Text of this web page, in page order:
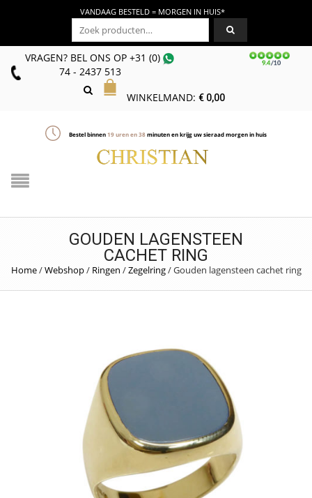
VANDAAG BESTELD = MORGEN IN HUIS*
Zoeken naar:
VRAGEN? BEL ONS OP+31 (0)
74 - 2437 513
WINKELMAND: €0,00
Bestel binnen19uren en38minuten en krijg uw sieraad morgen in huis
GOUDEN LAGENSTEEN
CACHET RING
Home/Webshop/ Ringen /Zegelring/Gouden lagensteen cachet ring